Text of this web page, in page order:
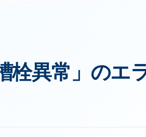
栓異常」のエ